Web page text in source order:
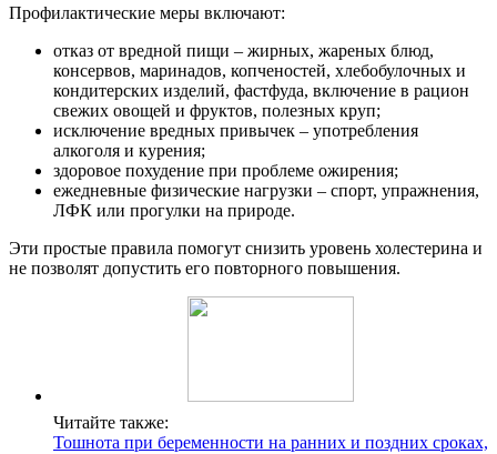
Профилактические меры включают:
отказ от вредной пищи – жирных, жареных блюд,
консервов, маринадов, копченостей, хлебобулочных и
кондитерских изделий, фастфуда, включение в рацион
свежих овощей и фруктов, полезных круп;
исключение вредных привычек – употребления
алкоголя и курения;
здоровое похудение при проблеме ожирения;
ежедневные физические нагрузки – спорт, упражнения,
ЛФК или прогулки на природе.
Эти простые правила помогут снизить уровень холестерина и
не позволят допустить его повторного повышения.
Читайте также:
Тошнота при беременности на ранних и поздних сроках,